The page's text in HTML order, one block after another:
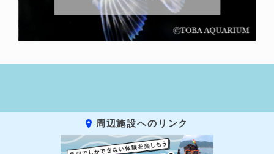
周辺施設へのリンク